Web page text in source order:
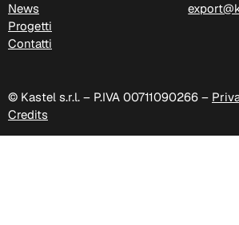
D 46P
News
Progetti
Contatti
© Kastel s.r.l. – P.IVA 00711090266 –
Credits